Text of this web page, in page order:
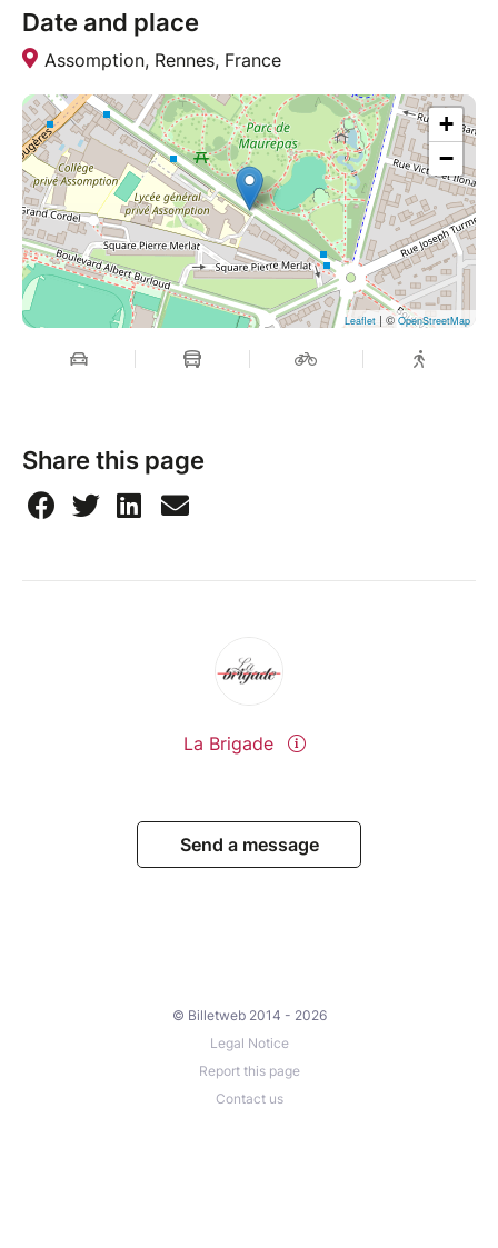
Date and place
Assomption, Rennes, France
+
−
Leaflet | ©OpenStreetMap
Share this page
La Brigade
Send a message
© Billetweb 2014 - 2026
Legal Notice
Report this page
Contact us